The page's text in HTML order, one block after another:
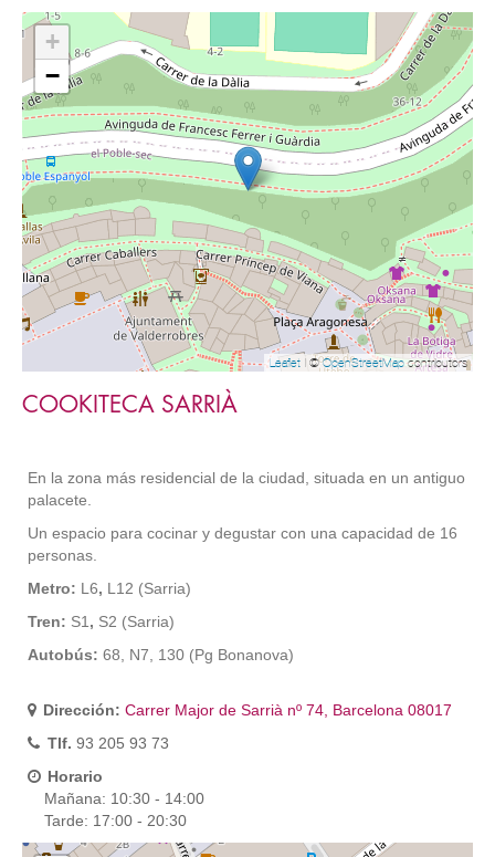
+
−
Leaflet | ©OpenStreetMapcontributors
COOKITECA SARRIÀ
En la zona más residencial de la ciudad, situada en un antiguo
palacete.
Un espacio para cocinar y degustar con una capacidad de 16
personas.
Metro: L6, L12 (Sarria)
Tren: S1 , S2 (Sarria)
Autobús: 68, N7, 130 (Pg Bonanova)
Dirección: Carrer Major de Sarrià nº 74, Barcelona 08017
Tlf. 93 205 93 73
Horario
Mañana: 10:30 - 14:00
Tarde: 17:00 - 20:30